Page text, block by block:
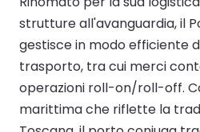
strutture all'avanguardia, il
gestisce in modo efficiente
trasporto, tra cui merci
operazioni roll-on/roll-off.
marittima che riflette la